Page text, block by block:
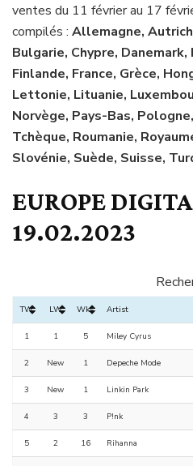
ventes du 11 février au 17
compilés : Allemagne,
Bulgarie, Chypre, Danemark,
Finlande, France, Grèce,
Lettonie, Lituanie,
Norvège, Pays-Bas,
Tchèque, Roumanie,
Slovénie, Suède, Suisse,
EUROPE
19.02.2023
TW LW Wks Artist
1 1 5 Miley Cyrus
2 New 1 Depeche Mode
3 New 1 Linkin Park
4 3 3 P!nk
5 2 16 Rihanna